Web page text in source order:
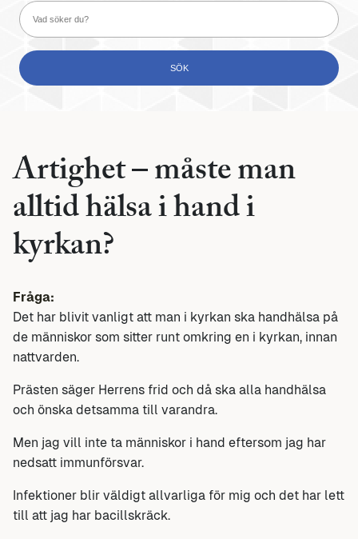
Artighet – måste man
alltid hälsa i hand i
kyrkan?
Fråga:
Det har blivit vanligt att man i kyrkan ska handhälsa på
de människor som sitter runt omkring en i kyrkan, innan
nattvarden.
Prästen säger Herrens frid och då ska alla handhälsa
och önska detsamma till varandra.
Men jag vill inte ta människor i hand eftersom jag har
nedsatt immunförsvar.
Infektioner blir väldigt allvarliga för mig och det har lett
till att jag har bacillskräck.